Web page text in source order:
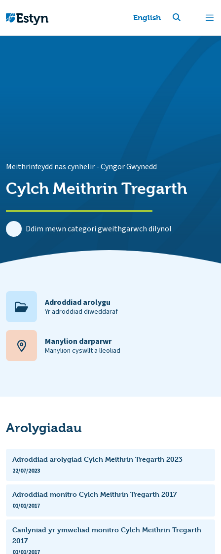
English
Meithrinfeydd nas cynhelir-Cyngor Gwynedd
Cylch Meithrin Tregarth
Ddim mewn categori gweithgarwch dilynol
Adroddiad arolygu
Yr adroddiad diweddaraf
Manylion darparwr
Manylion cyswllt a lleoliad
Arolygiadau
Adroddiad arolygiad Cylch Meithrin Tregarth 2023
22/07/2023
Adroddiad monitro Cylch Meithrin Tregarth 2017
01/01/2017
Canlyniad yr ymweliad monitro Cylch Meithrin Tregarth
2017
01/01/2017